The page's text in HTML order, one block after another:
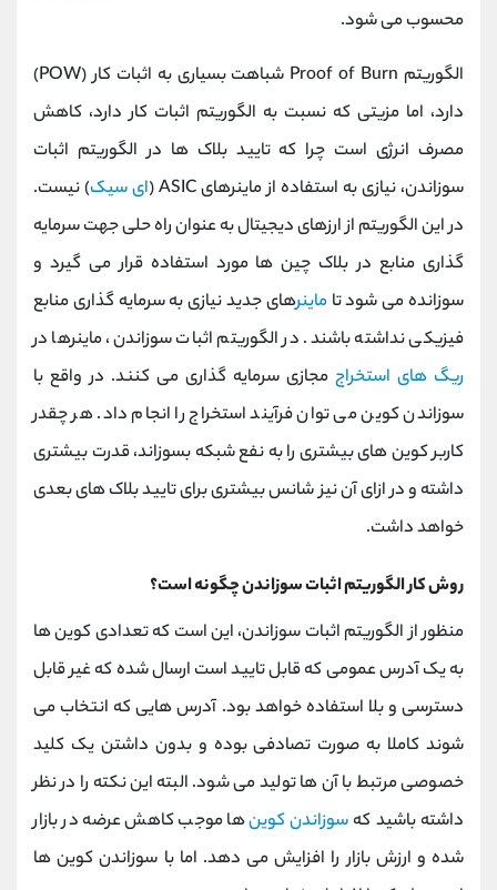
محسوب می شود.
الگوریتم Proof of Burn شباهت بسیاری به اثبات کار (POW)
دارد، اما مزیتی که نسبت به الگوریتم اثبات کار دارد، کاهش
مصرف انرژی است چرا که تایید بلاک ها در الگوریتم اثبات
سوزاندن، نیازی به استفاده از ماینرهای ASIC (
ای سیک) نیست.
در این الگوریتم از ارزهای دیجیتال به عنوان راه حلی جهت سرمایه
گذاری منابع در بلاک چین ها مورد استفاده قرار می گیرد و
سوزانده می شود تاماینرهای جدید نیازی به سرمایه گذاری منابع
فیزیکی نداشته باشند. در الگوریتم اثبات سوزاندن، ماینرها در
ریگ های استخراج مجازی سرمایه گذاری می کنند. در واقع با
سوزاندن کوین می توان فرآیند استخراج را انجام داد. هر چقدر
کاربر کوین های بیشتری را به نفع شبکه بسوزاند، قدرت بیشتری
داشته و در ازای آن نیز شانس بیشتری برای تایید بلاک های بعدی
خواهد داشت.
روش کار الگوریتم اثبات سوزاندن چگونه است؟
منظور از الگوریتم اثبات سوزاندن، این است که تعدادی کوین ها
به یک آدرس عمومی که قابل تایید است ارسال شده که غیر قابل
دسترسی و بلا استفاده خواهد بود. آدرس هایی که انتخاب می
شوند کاملا به صورت تصادفی بوده و بدون داشتن یک کلید
خصوصی مرتبط با آن ها تولید می شود. البته این نکته را در نظر
داشته باشید که سوزاندن کوینها موجب کاهش عرضه در بازار
شده و ارزش بازار را افزایش می دهد. اما با سوزاندن کوین ها